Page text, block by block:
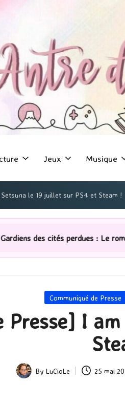
Jeux Musique
le 19 juillet sur PS4 et Steam !
: Le roman graphique Tome
Posted
Communiqué de Presse
Presse] I
Posted
By LuCioLe 25 mai